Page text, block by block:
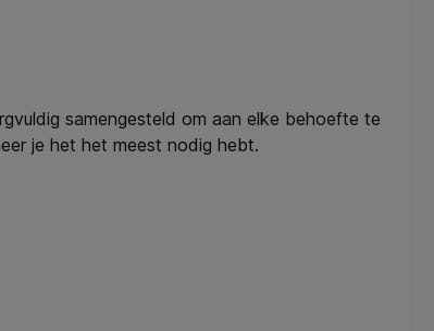
samengesteld om aan elke behoefte te
je het het meest nodig hebt.